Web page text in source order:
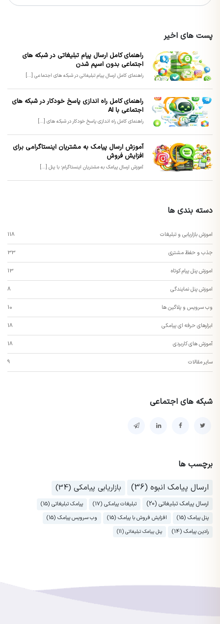
پست های اخیر
راهنمای کامل ارسال پیام تبلیغاتی در شبکه های
اجتماعی بدون اسپم شدن
راهنمای کامل ارسال پیام تبلیغاتی در شبکه های اجتماعی [...]
راهنمای کامل راه اندازی پاسخ خودکار در شبکه های
اجتماعی با AI
راهنمای کامل راه اندازی پاسخ خودکار در شبکه های [...]
آموزش ارسال پیامک به مشتریان اینستاگرامی برای
افزایش فروش
آموزش ارسال پیامک به مشتریان اینستاگرام؛ با پنل [...]
دسته بندی ها
اموزش بازاریابی و تبلیغات 118
جذب و حفظ مشتری 33
اموزش پنل پیام کوتاه 13
اموزش پنل نمایندگی 8
وب سرویس و پلاگین ها 10
ابزارهای حرفه ای پیامکی 18
آموزش های کاربردی 18
سایر مقالات 9
شبکه های اجتماعی
برچسب ها
ارسال پیامک انبوه (36)
بازاریابی پیامکی (34)
ارسال پیامک تبلیغاتی (20) تبلیغات پیامکی (17)
پیامک تبلیغاتی (15)
پنل پیامک (15)
افزایش فروش با پیامک (15)
وب سرویس پیامک (15)
رادین پیامک (14)
پنل پیامک تبلیغاتی (11)